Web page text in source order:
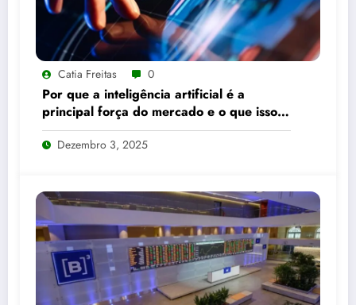
Catia Freitas 0
Por que a inteligência artificial é a
principal força do mercado e o que isso
significa para seus investimentos
Dezembro 3, 2025